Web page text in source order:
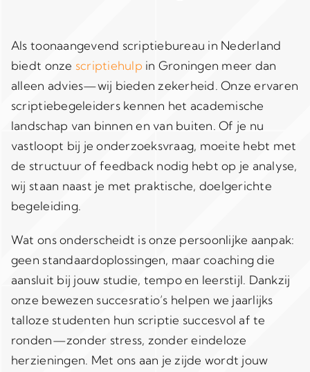
Als toonaangevend scriptiebureau in Nederland
biedt onze scriptiehulp in Groningen meer dan
alleen advies—wij bieden zekerheid. Onze ervaren
scriptiebegeleiders kennen het academische
landschap van binnen en van buiten. Of je nu
vastloopt bij je onderzoeksvraag, moeite hebt met
de structuur of feedback nodig hebt op je analyse,
wij staan naast je met praktische, doelgerichte
begeleiding.
Wat ons onderscheidt is onze persoonlijke aanpak:
geen standaardoplossingen, maar coaching die
aansluit bij jouw studie, tempo en leerstijl. Dankzij
onze bewezen succesratio’s helpen we jaarlijks
talloze studenten hun scriptie succesvol af te
ronden—zonder stress, zonder eindeloze
herzieningen. Met ons aan je zijde wordt jouw